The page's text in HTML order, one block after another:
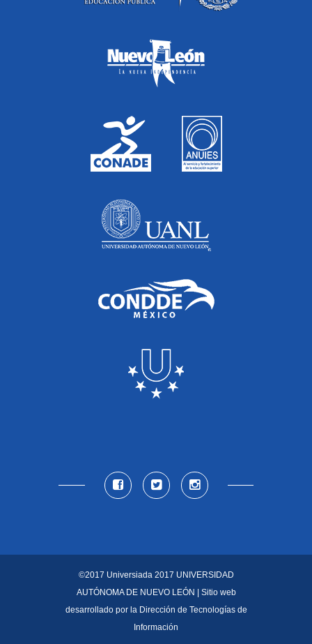
©2017 Universiada 2017 UNIVERSIDAD
AUTÓNOMA DE NUEVO LEÓN | Sitio web
desarrollado por la Dirección de Tecnologías de
Información